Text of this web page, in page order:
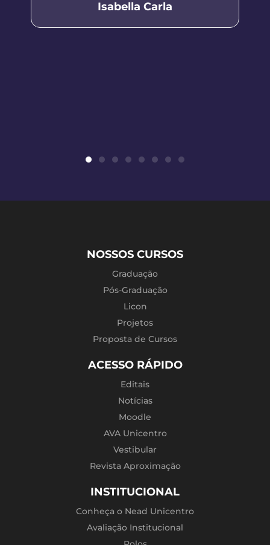
Isabella Carla
NOSSOS CURSOS
Graduação
Pós-Graduação
Licon
Projetos
Proposta de Cursos
ACESSO RÁPIDO
Editais
Notícias
Moodle
AVA Unicentro
Vestibular
Revista Aproximação
INSTITUCIONAL
Conheça o Nead Unicentro
Avaliação Institucional